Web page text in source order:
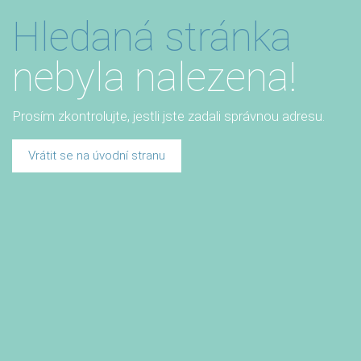
Hledaná stránka
nebyla nalezena!
Prosím zkontrolujte, jestli jste zadali správnou adresu.
Vrátit se na úvodní stranu